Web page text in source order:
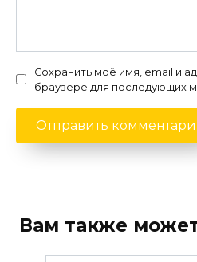
Сохранить моё имя, email и
браузере для последующих
Вам также